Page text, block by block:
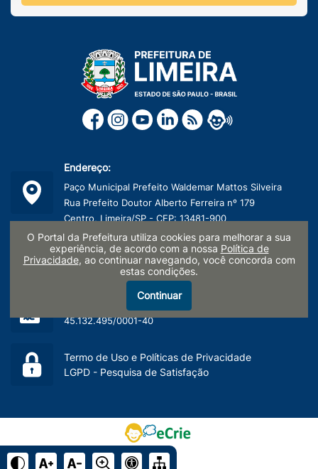
Endereço:
Paço Municipal Prefeito Waldemar Mattos Silveira
Rua Prefeito Doutor Alberto Ferreira nº 179
Centro, Limeira/SP - CEP: 13481-900
Telefone:
(19) 3404-9600
45.132.495/0001-40
Termo de Uso e Políticas de Privacidade
LGPD - Pesquisa de Satisfação
O Portal da Prefeitura utiliza cookies para melhorar a sua
experiência, de acordo com a nossa Política de
Privacidade, ao continuar navegando, você concorda com
estas condições.
Continuar